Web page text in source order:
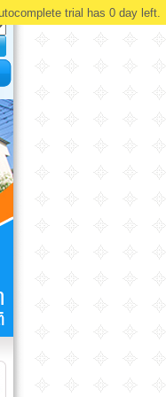
trial has 0 day left.